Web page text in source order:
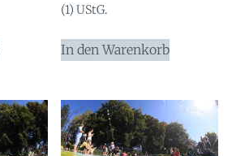
(1) UStG.
In den Warenkorb